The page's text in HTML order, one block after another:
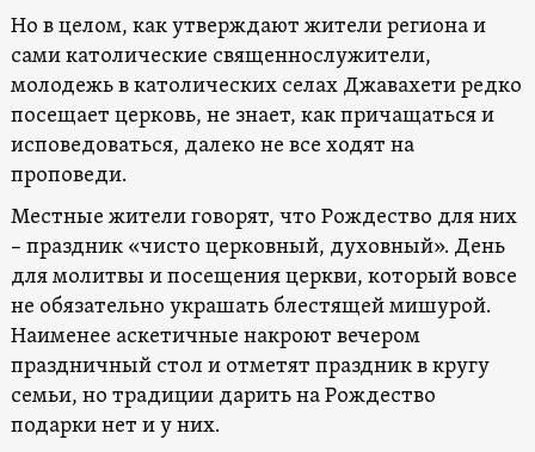
Но в целом, как утверждают жители региона и
сами католические священнослужители,
молодежь в католических селах Джавахети редко
посещает церковь, не знает, как причащаться и
исповедоваться, далеко не все ходят на
проповеди.
Местные жители говорят, что Рождество для них
– праздник «чисто церковный, духовный». День
для молитвы и посещения церкви, который вовсе
не обязательно украшать блестящей мишурой.
Наименее аскетичные накроют вечером
праздничный стол и отметят праздник в кругу
семьи, но традиции дарить на Рождество
подарки нет и у них.